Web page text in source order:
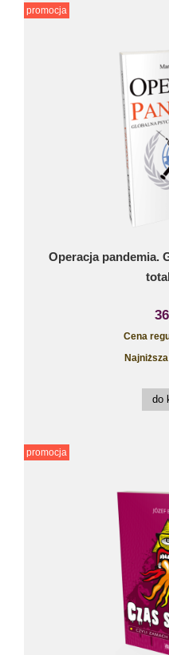
Operacja pandemia.
Cena
do
promocja
promocja